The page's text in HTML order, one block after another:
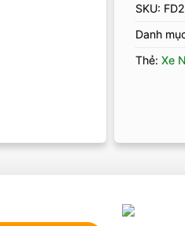
SKU:
Danh
Thẻ: Xe